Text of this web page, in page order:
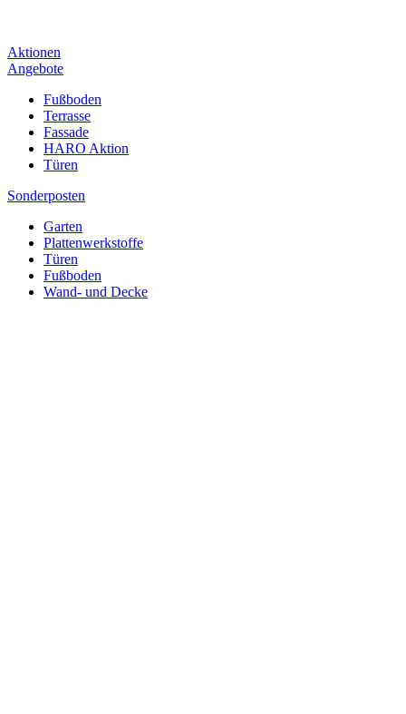
Aktionen
Angebote
Fußboden
Terrasse
Fassade
HARO Aktion
Türen
Sonderposten
Garten
Plattenwerkstoffe
Türen
Fußboden
Wand- und Decke